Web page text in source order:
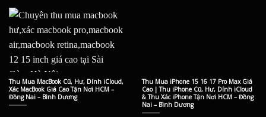
Thu Mua MacBook Cũ, Hư, Dính iCloud,
Xác MacBook Giá Cao Tận Nơi HCM –
Đồng Nai – Bình Dương
Thu Mua iPhone 15 16 17 Pro Max Giá
Cao | Thu iPhone Cũ, Hư, Dính iCloud
& Thu Xác iPhone Tận Nơi HCM – Đồng
Nai – Bình Dương